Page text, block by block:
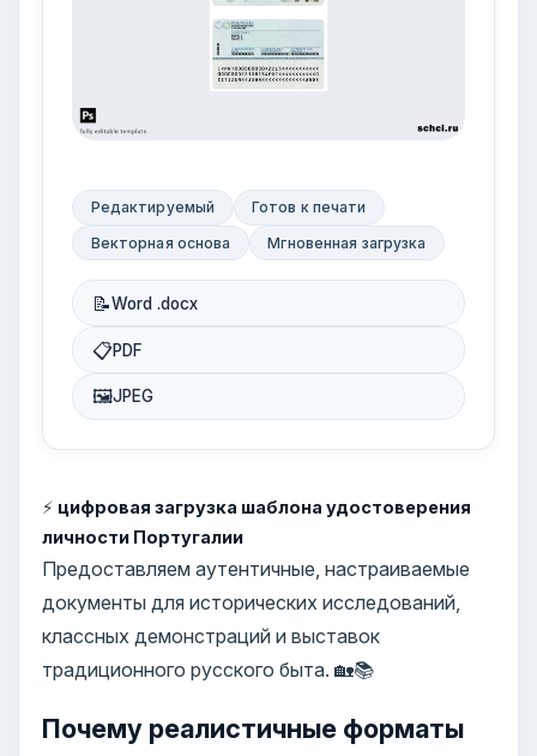
Редактируемый
Готов к печати
Векторная основа
Мгновенная загрузка
📝Word .docx
📋PDF
🖼JPEG
⚡ цифровая загрузка шаблона удостоверения
личности Португалии
Предоставляем аутентичные, настраиваемые
документы для исторических исследований,
классных демонстраций и выставок
традиционного русского быта. 🏡📚
Почему реалистичные форматы